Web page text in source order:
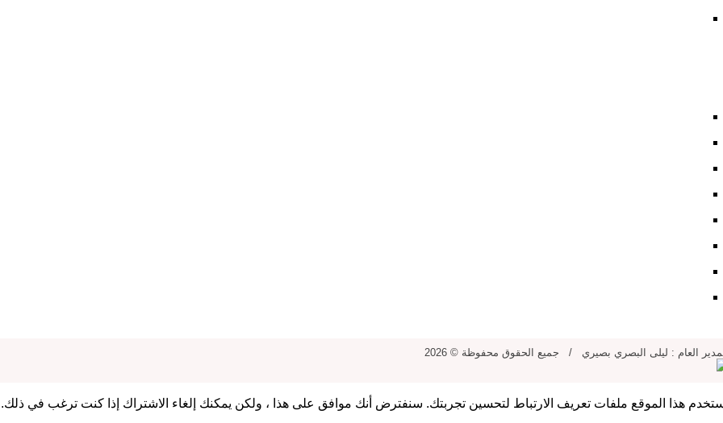
العام : ليلى البصري بصيري / جميع الحقوق محفوظة © 2026
هذا الموقع ملفات تعريف الارتباط لتحسين تجربتك. سنفترض أنك موافق على هذا ، ولكن يمكنك إلغاء الاشتراك إذا كنت ترغب في ذلك.